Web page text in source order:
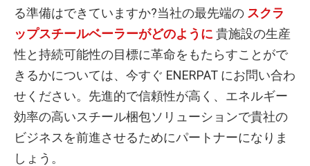
る準備はできていますか?当社の最先端の スクラ
ップスチールベーラーがどのように 貴施設の生産
性と持続可能性の目標に革命をもたらすことがで
きるかについては、今すぐ ENERPAT にお問い合わ
せください。先進的で信頼性が高く、エネルギー
効率の高いスチール梱包ソリューションで貴社の
ビジネスを前進させるためにパートナーになりま
しょう。